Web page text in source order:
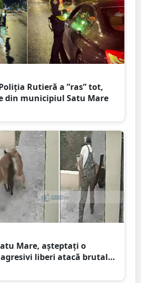
Poliția Rutieră a ”ras” tot,
din municipiul Satu Mare
Mare, așteptați o
liberi atacă brutal
fața stăpânului